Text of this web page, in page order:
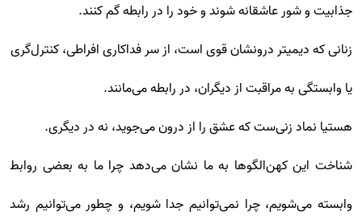
جذابیت و شور عاشقانه شوند و خود را در رابطه گم کنند.
زنانی که دیمیتر درونشان قوی است، از سر فداکاری افراطی، کنترل‌گری
یا وابستگی به مراقبت از دیگران، در رابطه می‌مانند.
هستیا نماد زنی‌ست که عشق را از درون می‌جوید، نه در دیگری.
شناخت این کهن‌الگوها به ما نشان می‌دهد چرا ما به بعضی روابط
وابسته می‌شویم، چرا نمی‌توانیم جدا شویم، و چطور می‌توانیم رشد